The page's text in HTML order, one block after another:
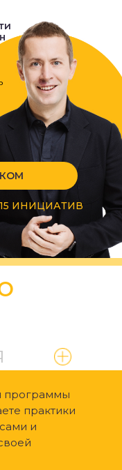
ИНИЦИАТИВ
программы
практики
и